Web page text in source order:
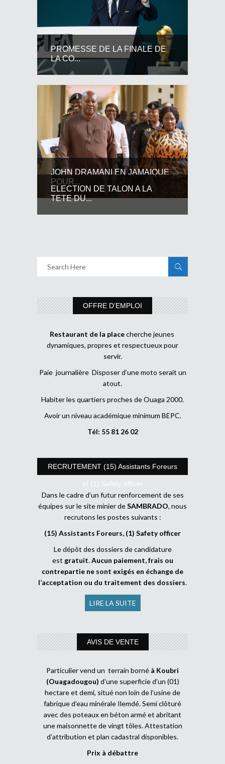
PROMESSE DE LA FINALE DE
LA CO...
JOHN DRAMANI EN JAMAIQUE
POUR...
ELECTION DE TALON A LA
TETE DU...
OFFRE D’EMPLOI
Restaurant de la placecherche jeunes
dynamiques, propres et respectueux pour
servir.
Paie journalière Disposer d’une moto serait un
atout.
Habiter les quartiers proches de Ouaga 2000.
Avoir un niveau académique minimum BEPC.
Tél: 55 81 26 02
RECRUTEMENT (15) Assistants Foreurs
et (1) Safety officer
Dans le cadre d’un futur renforcement de ses
équipes sur le site minier deSAMBRADO, nous
recrutons les postes suivants :
(15) Assistants Foreurs, (1) Safety officer
Le dépôt des dossiers de candidature
est gratuit.Aucun paiement, frais ou
contrepartie ne sont exigés en échange de
l’acceptation ou du traitement des dossiers.
LIRE LA SUITE
AVIS DE VENTE
Particulier vend un terrain borné à Koubri
(Ouagadougou) d’une superficie d’un (01)
hectare et demi, situé non loin de l’usine de
fabrique d’eau minérale Ilemdé. Semi clôturé
avec des poteaux en béton armé et abritant
une maisonnette de vingt tôles. Attestation
d’attribution et plan cadastral disponibles.
Prix à débattre